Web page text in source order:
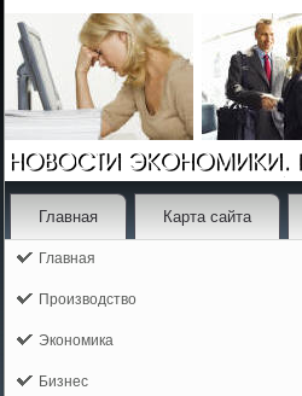
Главная Карта сайта
Главная
Производство
Экономика
Бизнес